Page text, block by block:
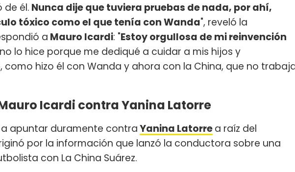
de él. Nunca dije que tuviera pruebas de nada, por ahí,
tóxico como el que tenía con Wanda", reveló la
a Mauro Icardi: "Estoy orgullosa de mi reinvención
lo hice porque me dediqué a cuidar a mis hijos y
como hizo él con Wanda y ahora con la China, que no
Icardi contra Yanina Latorre
apuntar duramente contraYanina Latorrea raíz del
por la información que lanzó la conductora sobre una
con La China Suárez.